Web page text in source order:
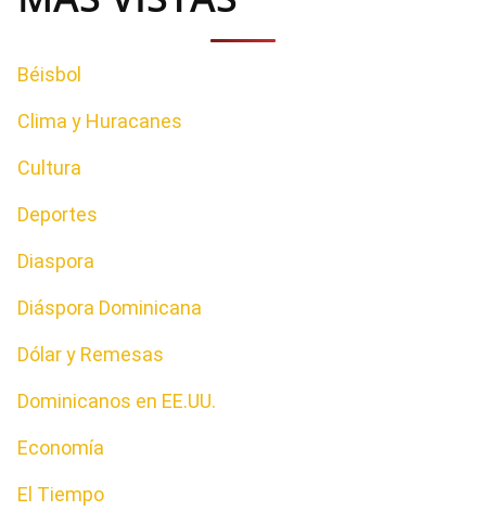
Béisbol
Clima y Huracanes
Cultura
Deportes
Diaspora
Diáspora Dominicana
Dólar y Remesas
Dominicanos en EE.UU.
Economía
El Tiempo